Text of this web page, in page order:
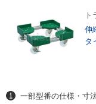
ト
伸
タ
一部型番の仕様・寸